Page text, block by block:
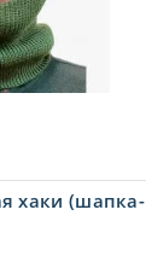
хаки (шапка-